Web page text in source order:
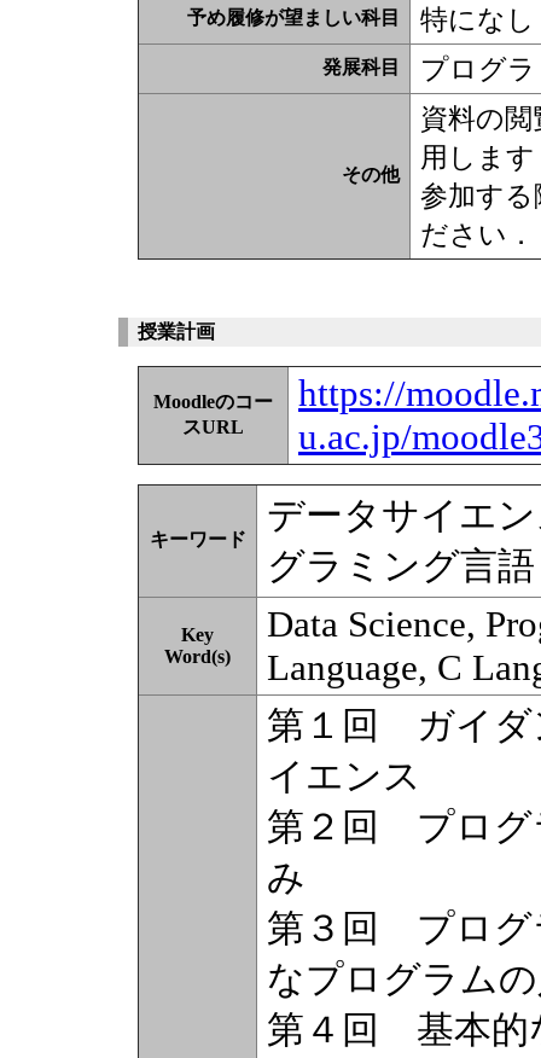
予め履修が望ましい科目 特になし
発展科目 プログ
その他
資料の
用します
参加する
ださい．
授業計画
Moodleのコー
スURL
https://
u.ac.jp/
キーワード
データサイエ
グラミング言
Key
Word(s)
Data Science,
Language, C
第１回 ガイダ
イエンス
第２回 プログ
み
第３回 プログ
なプログラム
第４回 基本的